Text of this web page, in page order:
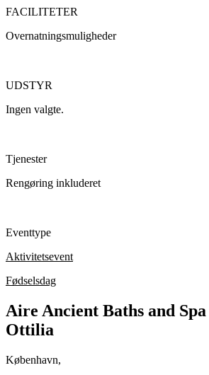
FACILITETER
Overnatningsmuligheder
UDSTYR
Ingen valgte.
Tjenester
Rengøring inkluderet
Eventtype
Aktivitetsevent
Fødselsdag
Aire Ancient Baths and
Ottilia
København,